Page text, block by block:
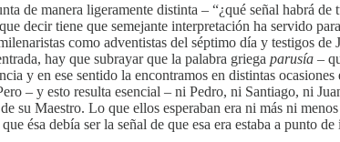
de manera ligeramente distinta – “¿qué señal habrá de
decir tiene que semejante interpretación ha servido
como adventistas del séptimo día y testigos
hay que subrayar que la palabra griega parusía –
y en ese sentido la encontramos en distintas
– y esto resulta esencial – ni Pedro, ni Santiago, ni
su Maestro. Lo que ellos esperaban era ni más ni
ésa debía ser la señal de que esa era estaba a punto